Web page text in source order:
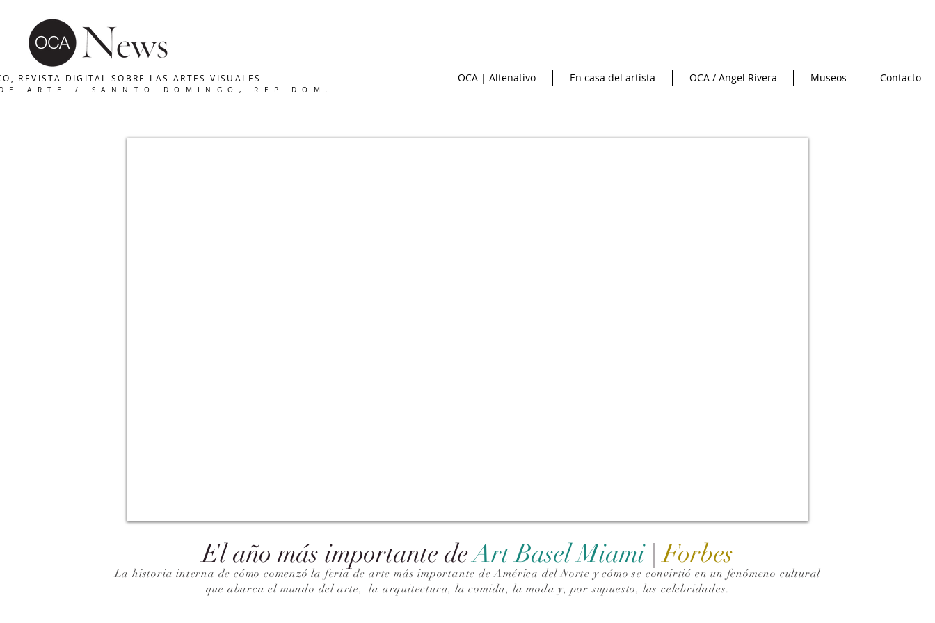
REVISTA DIGITAL SOBRE LAS ARTES VISUALES
DE ARTE / SANNTO DOMINGO, REP.DOM.
OCA | Altenativo En casa del artista OCA / Angel Rivera Museos Contacto
El año más importante deArt Basel Miami |Forbes
La historia interna de cómo comenzó la feria de arte más importante de América del Norte y cómo se convirtió en un fenómeno cultural
que abarca el mundo del arte,la arquitectura, la comida, la moda y, por supuesto, las celebridades.